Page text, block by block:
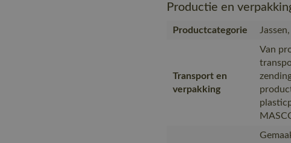
Productie en
Productcategorie
Transport en
verpakking
Van